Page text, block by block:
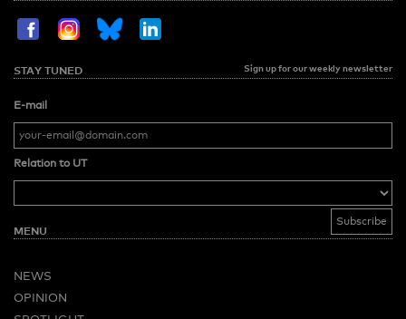
STAY TUNED Sign up for our weekly newsletter
E-mail
Relation to UT
MENU
NEWS
OPINION